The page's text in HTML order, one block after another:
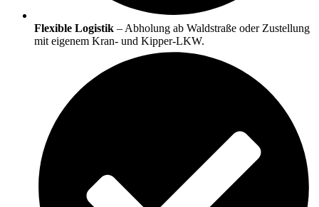
Flexible Logistik – Abholung ab Waldstraße oder Zustellung
mit eigenem Kran- und Kipper-LKW.